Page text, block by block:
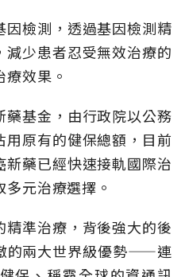
檢測，透過基因檢測精
少患者忍受無效治療的
效果。
基金，由行政院以公務
原有的健保總額，目前
藥已經快速接軌國際治
元治療選擇。
準治療，背後強大的後
的兩大世界級優勢——連